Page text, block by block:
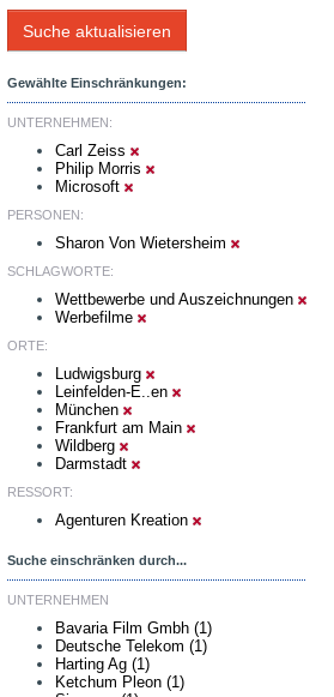
Gewählte Einschränkungen:
UNTERNEHMEN:
Carl Zeiss
Philip Morris
Microsoft
PERSONEN:
Sharon Von Wietersheim
SCHLAGWORTE:
Wettbewerbe und Auszeichnungen
Werbefilme
ORTE:
Ludwigsburg
Leinfelden-E..en
München
Frankfurt am Main
Wildberg
Darmstadt
RESSORT:
Agenturen Kreation
Suche einschränken durch...
UNTERNEHMEN
Bavaria Film Gmbh (1)
Deutsche Telekom (1)
Harting Ag (1)
Ketchum Pleon (1)